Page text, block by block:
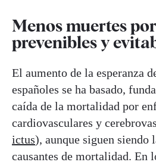
Menos muertes
prevenibles y
El aumento de la esperanza
españoles se ha basado,
caída de la mortalidad por
cardiovasculares y
ictus), aunque siguen siendo
causantes de mortalidad. En